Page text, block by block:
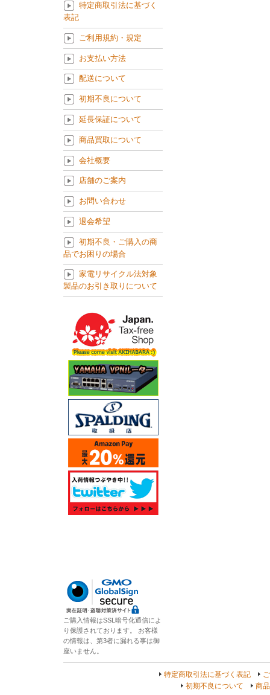
特定商取引法に基づく
表記
ご利用規約・規定
お支払い方法
配送について
初期不良について
延長保証について
商品買取について
会社概要
店舗のご案内
お問い合わせ
退会希望
初期不良・ご購入の商
品でお困りの場合
家電リサイクル法対象
製品のお引き取りについて
ご購入情報はSSL暗号化通信によ
り保護されております。 お客様
の情報は、第3者に漏れる事は御
座いません。
特定商取引法に基づく表記
初期不良について
商